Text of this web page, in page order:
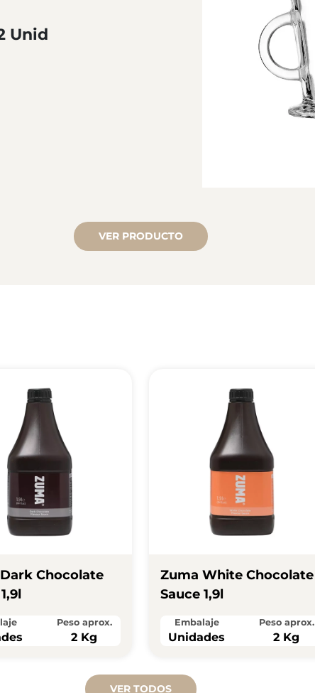
Unid
VER PRODUCTO
Chocolate
Peso aprox.
2 Kg
Zuma White Chocolate
Sauce 1,9l
Embalaje
Unidades
Peso aprox.
2 Kg
VER TODOS